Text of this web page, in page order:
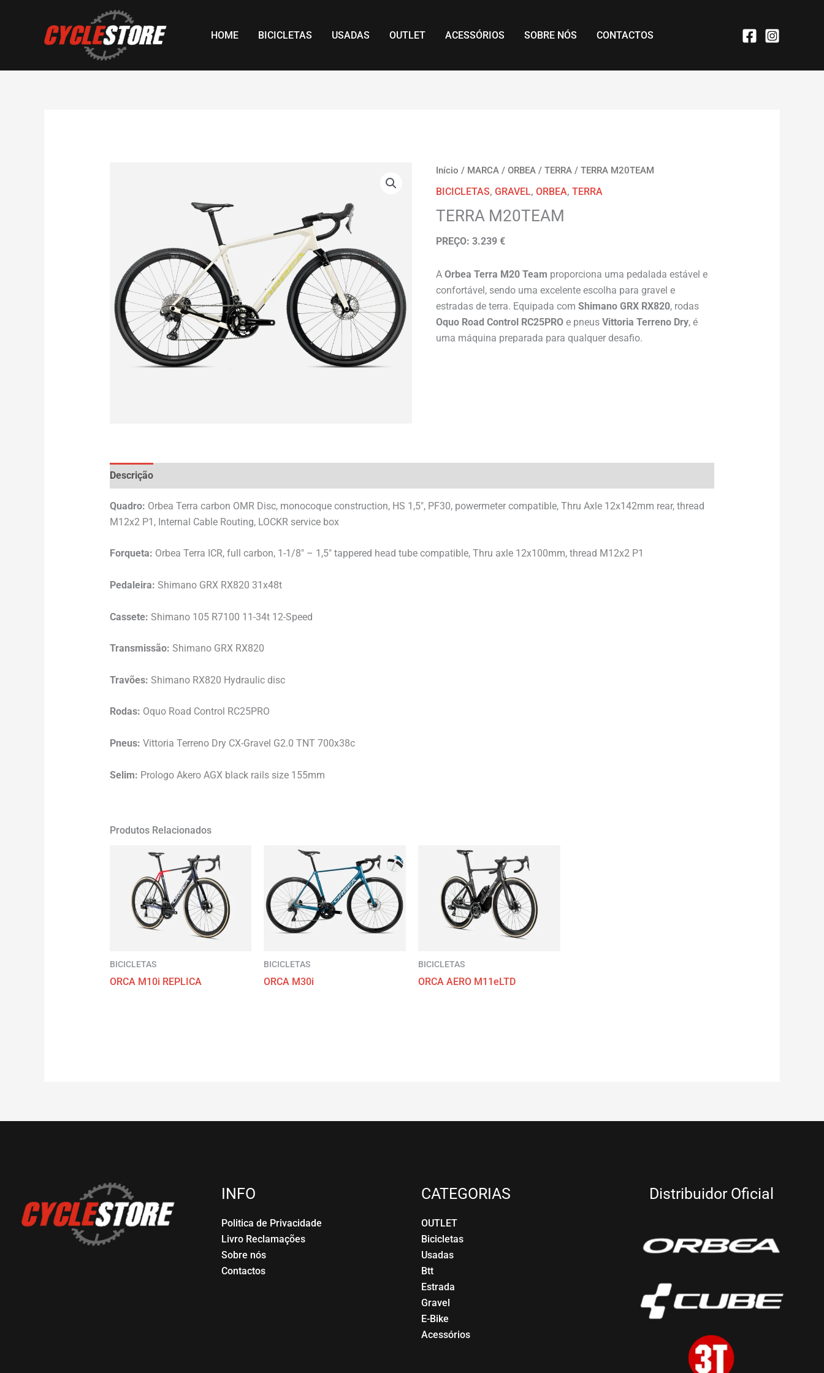
HOME BICICLETAS USADAS OUTLET ACESSÓRIOS SOBRE NÓS CONTACTOS
Início / MARCA /ORBEA /TERRA / TERRA M20TEAM
BICICLETAS,GRAVEL,ORBEA,TERRA
TERRA M20TEAM
PREÇO: 3.239 €
AOrbea Terra M20 Team proporciona uma pedalada estável e
confortável, sendo uma excelente escolha para gravel e
estradas de terra. Equipada comShimano GRX RX820, rodas
Oquo Road Control RC25PRO e pneusVittoria Terreno Dry, é
uma máquina preparada para qualquer desafio.
Descrição
Quadro: Orbea Terra carbon OMR Disc, monocoque construction, HS 1,5″, PF30, powermeter compatible, Thru Axle 12x142mm rear, thread
M12x2 P1, Internal Cable Routing, LOCKR service box
Forqueta: Orbea Terra ICR, full carbon, 1-1/8″ – 1,5″ tappered head tube compatible, Thru axle 12x100mm, thread M12x2 P1
Pedaleira: Shimano GRX RX820 31x48t
Cassete: Shimano 105 R7100 11-34t 12-Speed
Transmissão: Shimano GRX RX820
Travões: Shimano RX820 Hydraulic disc
Rodas: Oquo Road Control RC25PRO
Pneus: Vittoria Terreno Dry CX-Gravel G2.0 TNT 700x38c
Selim: Prologo Akero AGX black rails size 155mm
Produtos Relacionados
BICICLETAS
ORCA M10i REPLICA
BICICLETAS
ORCA M30i
BICICLETAS
ORCA AERO M11eLTD
INFO
Politica de Privacidade
Livro Reclamações
Sobre nós
Contactos
CATEGORIAS
OUTLET
Bicicletas
Usadas
Btt
Estrada
Gravel
E-Bike
Acessórios
Distribuidor Oficial